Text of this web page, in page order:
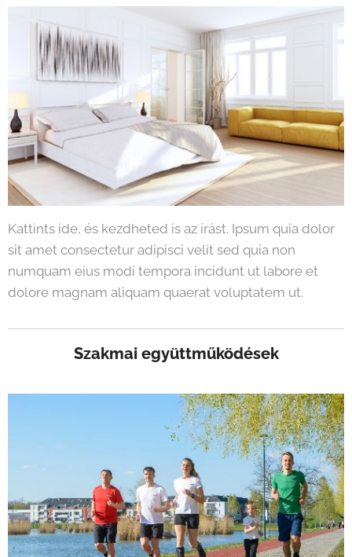
Kattints ide, és kezdheted is az írást. Ipsum quia dolor
sit amet consectetur adipisci velit sed quia non
numquam eius modi tempora incidunt ut labore et
dolore magnam aliquam quaerat voluptatem ut.
Szakmai együttműködések